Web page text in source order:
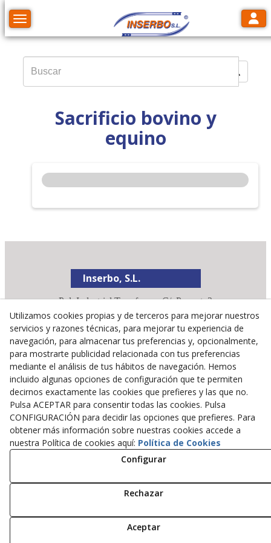
Toggle navigation
Sacrificio bovino y
equino
Inserbo, S.L.
Pol. Industrial Torrefarrera C/. Ponent, 3
25123 Torrefarrera(Lleida )España
+34 973 75 03 13
+34 973 75 17 72
inserbo@inserbo.com
Aviso Legal
Política Cookies
Política de Privacidad
© 08/2026 Inserbo, S.L. - Todos los derechos reservados.
Utilizamos cookies propias y de terceros para mejorar nuestros
servicios y razones técnicas, para mejorar tu experiencia de
navegación, para almacenar tus preferencias y, opcionalmente,
para mostrarte publicidad relacionada con tus preferencias
mediante el análisis de tus hábitos de navegación. Hemos
incluido algunas opciones de configuración que te permiten
decirnos exactamente las cookies que prefieres y las que no.
Pulsa ACEPTAR para consentir todas las cookies. Pulsa
CONFIGURACIÓN para decidir las opciones que prefieres. Para
obtener más información sobre nuestras cookies accede a
nuestra Política de cookies aquí: Política de Cookies
Configurar
Rechazar
Aceptar